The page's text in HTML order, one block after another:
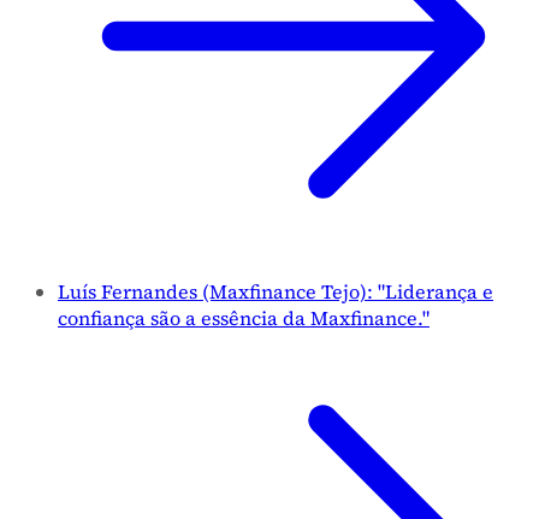
Luís Fernandes (Maxfinance Tejo): "Liderança e
confiança são a essência da Maxfinance."